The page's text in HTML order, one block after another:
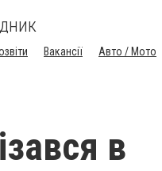
Вакансії Авто / Мото
в